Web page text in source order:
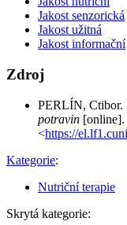
Jakost senzorická
Jakost užitná
Jakost informační
Zdroj
PERLÍN, Ctibor.
potravin
<https://
Kategorie:
Nutriční terapie
Skrytá kategorie: